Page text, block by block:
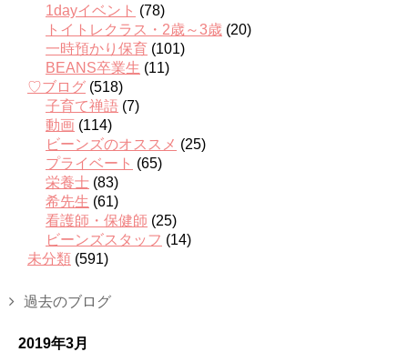
1dayイベント (78)
トイトレクラス・2歳～3歳 (20)
一時預かり保育 (101)
BEANS卒業生 (11)
♡ブログ (518)
子育て禅語 (7)
動画 (114)
ビーンズのオススメ (25)
プライベート (65)
栄養士 (83)
希先生 (61)
看護師・保健師 (25)
ビーンズスタッフ (14)
未分類 (591)
過去のブログ
2019年3月